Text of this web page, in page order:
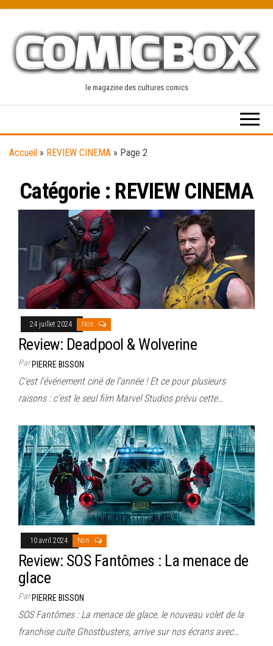
content
le magazine des cultures comics
Accueil » REVIEW CINEMA » Page 2
Catégorie : REVIEW CINEMA
24 juillet 2024 Non
Review: Deadpool & Wolverine
ParPIERRE BISSON
C’est l’événement ciné de l’année ! Et ce pour plusieurs
raisons : c’est le seul film Marvel Studios prévu cette…
10 avril 2024 Non
Review: SOS Fantômes : La menace de
glace
ParPIERRE BISSON
SOS Fantômes : La menace de glace, le nouveau volet de la
franchise culte Ghostbusters, arrive sur nos écrans avec…